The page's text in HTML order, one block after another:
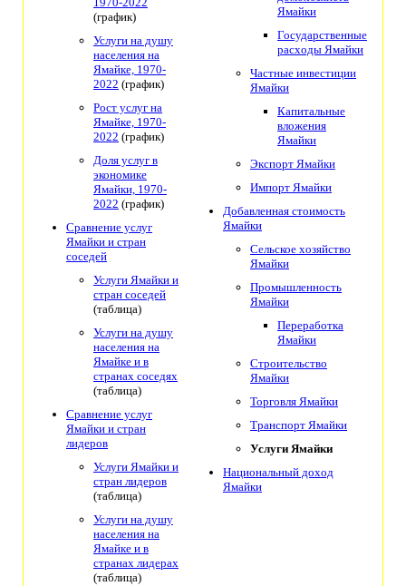
(график)
Услуги на душу
населения на
Ямайке, 1970-
2022 (график)
Рост услуг на
Ямайке, 1970-
2022 (график)
Доля услуг в
экономике
Ямайки, 1970-
2022 (график)
Сравнение услуг
Ямайки и стран
соседей
Услуги Ямайки и
стран соседей
(таблица)
Услуги на душу
населения на
Ямайке и в
странах соседях
(таблица)
Сравнение услуг
Ямайки и стран
лидеров
Услуги Ямайки и
стран лидеров
(таблица)
Услуги на душу
населения на
Ямайке и в
странах лидерах
(таблица)
Ямайки
Государственные
расходы Ямайки
Частные инвестиции
Ямайки
Капитальные
вложения
Ямайки
Экспорт Ямайки
Импорт Ямайки
Добавленная стоимость
Ямайки
Сельское хозяйство
Ямайки
Промышленность
Ямайки
Переработка
Ямайки
Строительство
Ямайки
Торговля Ямайки
Транспорт Ямайки
Услуги Ямайки
Национальный доход
Ямайки